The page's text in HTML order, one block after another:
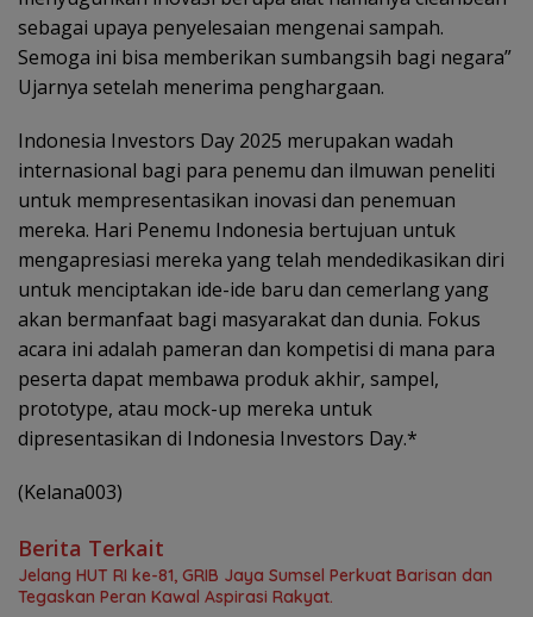
sebagai upaya penyelesaian mengenai sampah.
Semoga ini bisa memberikan sumbangsih bagi negara”
Ujarnya setelah menerima penghargaan.
Indonesia Investors Day 2025 merupakan wadah
internasional bagi para penemu dan ilmuwan peneliti
untuk mempresentasikan inovasi dan penemuan
mereka. Hari Penemu Indonesia bertujuan untuk
mengapresiasi mereka yang telah mendedikasikan diri
untuk menciptakan ide-ide baru dan cemerlang yang
akan bermanfaat bagi masyarakat dan dunia. Fokus
acara ini adalah pameran dan kompetisi di mana para
peserta dapat membawa produk akhir, sampel,
prototype, atau mock-up mereka untuk
dipresentasikan di Indonesia Investors Day.*
(Kelana003)
Berita Terkait
Jelang HUT RI ke-81, GRIB Jaya Sumsel Perkuat Barisan dan
Tegaskan Peran Kawal Aspirasi Rakyat.